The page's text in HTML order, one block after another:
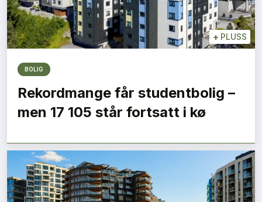
+ PLUSS
BOLIG
Rekordmange får studentbolig –
men 17 105 står fortsatt i kø